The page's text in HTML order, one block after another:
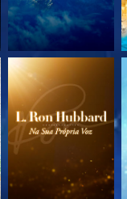
EXPLORE A SÉRIE